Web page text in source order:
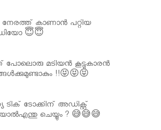
നേരത്ത് കാണാൻ പറ്റിയ
😇😇
പോലൊരു മടിയൻ കൂട്ടുകാരൻ
!!😝😝😝
ടിക് ടോക്കിന് അഡിക്റ്റ്
ചെയ്യും ? 😅😅😅